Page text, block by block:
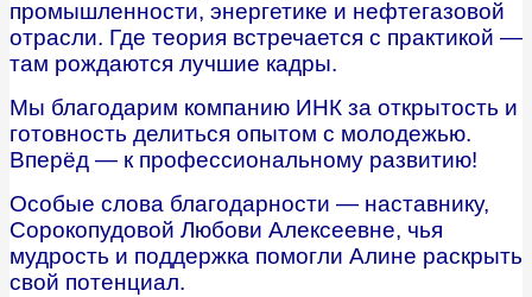
промышленности, энергетике и нефтегазовой
отрасли. Где теория встречается с практикой —
там рождаются лучшие кадры.
Мы благодарим компанию ИНК за открытость и
готовность делиться опытом с молодежью.
Вперёд — к профессиональному развитию!
Особые слова благодарности — наставнику,
Сорокопудовой Любови Алексеевне, чья
мудрость и поддержка помогли Алине раскрыть
свой потенциал.